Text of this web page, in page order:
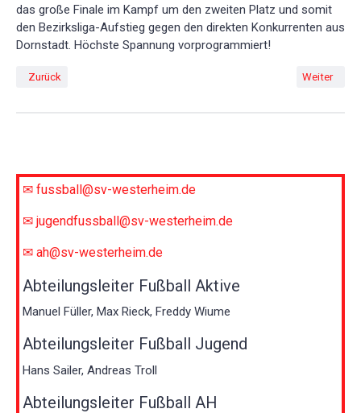
das große Finale im Kampf um den zweiten Platz und somit
den Bezirksliga-Aufstieg gegen den direkten Konkurrenten aus
Dornstadt. Höchste Spannung vorprogrammiert!
Vorheriger Beitrag: C-Junioren unterliegen in Dornstadt mit 3:0
Zurück Nächster
Weiter
✉ fussball@sv-westerheim.de
✉ jugendfussball@sv-westerheim.de
✉ ah@sv-westerheim.de
Abteilungsleiter Fußball Aktive
Manuel Füller, Max Rieck, Freddy Wiume
Abteilungsleiter Fußball Jugend
Hans Sailer, Andreas Troll
Abteilungsleiter Fußball AH